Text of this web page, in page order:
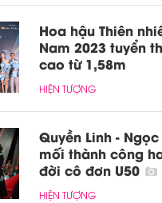
Hoa hậu Thiên
Nam 2023 tuyển
cao từ 1,58m
HIỆN TƯỢNG
Quyền Linh -
mối thành công
đời cô đơn U50
HIỆN TƯỢNG